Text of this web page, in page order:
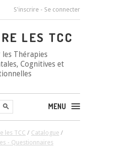
S'inscrire - Se connecter
LES TCC
les Thérapies
Cognitives et
MENU
les TCC / Catalogue /
- Questionnaires